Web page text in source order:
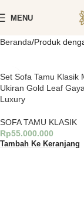
MENU
Beranda Produk
Set Sofa Tamu Klasik
Ukiran Gold Leaf
Luxury
SOFA TAMU KLASIK
Rp55.000.000
Tambah Ke Keranjang